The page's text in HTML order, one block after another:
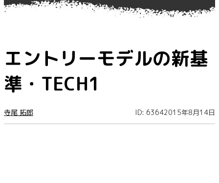
エントリーモデルの新基
準・TECH1
寺尾 拓郎 ID: 63642015年8月14日